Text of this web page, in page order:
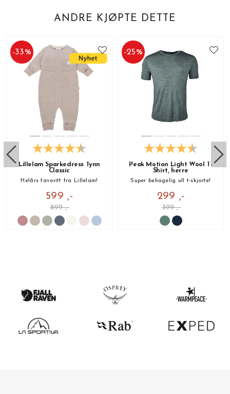
ANDRE KJØPTE DETTE
-33%
Lillelam Sparkedress Tynn
Classic
Helårs favoritt fra Lillelam!
599 ,-
899 ,-
-25%
Peak Motion Light Wool T-
Shirt, herre
Super behagelig ull t-skjorte!
299 ,-
399 ,-